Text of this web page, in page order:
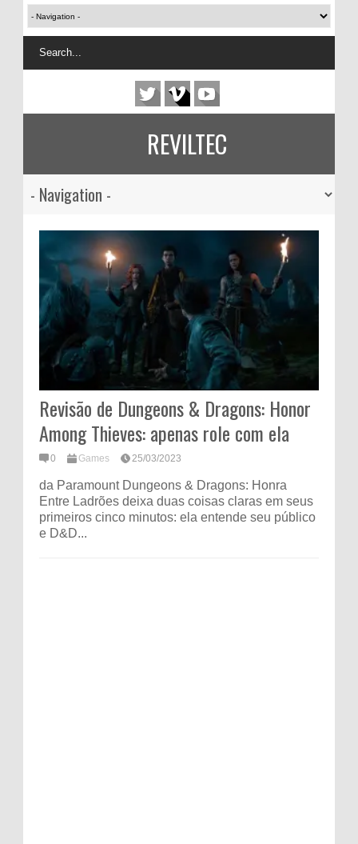
REVILTEC
Revisão de Dungeons & Dragons: Honor
Among Thieves: apenas role com ela
0 Games 25/03/2023
da Paramount Dungeons & Dragons: Honra
Entre Ladrões deixa duas coisas claras em seus
primeiros cinco minutos: ela entende seu público
e D&D...